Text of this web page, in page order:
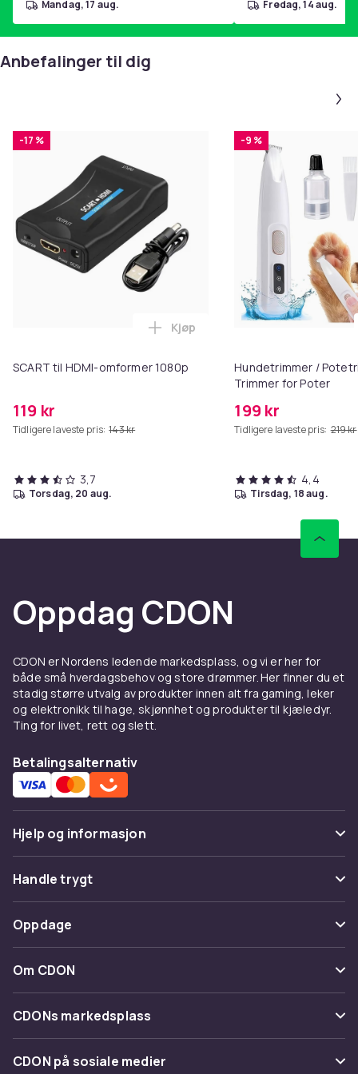
Størrelse
70 x 70 x 2.5 cm
Artikkel nr.
mandag, 17 aug. fredag, 14 aug.
Anbefalinger til dig
-17 %
SCART til HDMI-omformer 1080p
119 kr
Tidligere laveste pris: 143 kr
Legg SCART til HDMI-omformer
Kjøp
3,7
torsdag, 20 aug.
-9 %
Hundetrimmer /
Trimmer for Poter
199 kr
Tidligere laveste pris: 219 kr
4,4
tirsdag, 18 aug.
Oppdag CDON
CDON er Nordens ledende markedsplass, og vi er her for
både små hverdagsbehov og store drømmer. Her finner du et
stadig større utvalg av produkter innen alt fra gaming, leker
og elektronikk til hage, skjønnhet og produkter til kjæledyr.
Ting for livet, rett og slett.
Betalingsalternativ
Hjelp og informasjon
Vanlige spørsmål
Spor pakke
Angre & returner her
Kontakt oss
Handle trygt
Betaling
Levering
Tilbakekallinger
Oppdage
Kategorier
Varemerker
Om CDON
Om oss
Kundeanmeldelser
CDONs markedsplass
Merchant Help Center
CDON på sosiale medier